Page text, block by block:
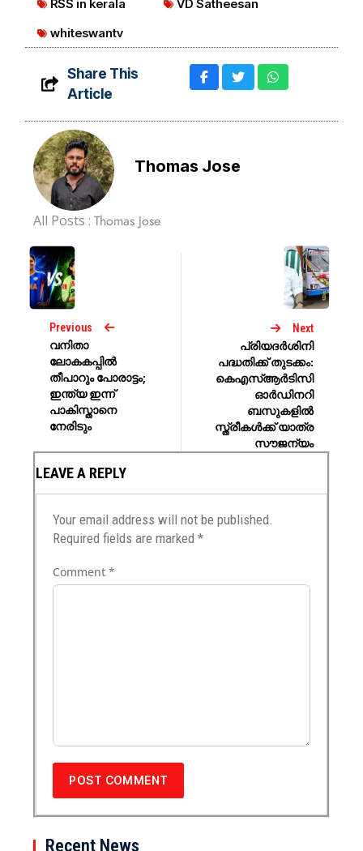
RSS in kerala
VD Satheesan
whiteswantv
Share This
Article
Thomas Jose
All Posts :Thomas Jose
Previous
വനിതാ
ലോകകപ്പില്‍
തീപാറും പോരാട്ടം;
ഇന്ത്യ ഇന്ന്
പാകിസ്താനെ
നേരിടും
Next
പ്രിയദർശിനി
പദ്ധതിക്ക് തുടക്കം:
കെഎസ്ആർടിസി
ഓർഡിനറി
ബസുകളിൽ
സ്ത്രീകൾക്ക് യാത്ര
സൗജന്യം
LEAVE A REPLY
Your email address will not be published.
Required fields are marked*
Comment*
Recent News